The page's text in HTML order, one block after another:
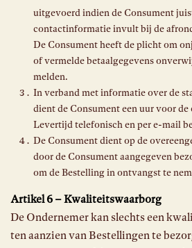
uitgevoerd indien de Consument
contactinformatie invult bij de
De Consument heeft de plicht om
of vermelde betaalgegevens
melden.
In verband met informatie over de
dient de Consument een uur voor de
Levertijd telefonisch en per e-mail
De Consument dient op de
door de Consument aangegeven
om de Bestelling in ontvangst te
Artikel 6 – Kwaliteitswaarborg
De Ondernemer kan slechts een
ten aanzien van Bestellingen te